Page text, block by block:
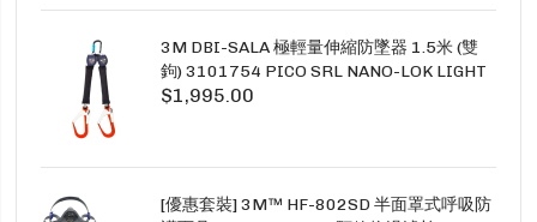
3M DBI-SALA 極輕量伸縮防墜器 1.5米 (雙
鉤) 3101754 PICO SRL NANO-LOK LIGHT
1.5M TWINS
$1,995.00
[優惠套裝] 3M™ HF-802SD 半面罩式呼吸防